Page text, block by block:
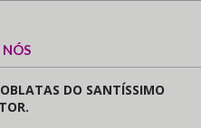
NÓS
DO SANTÍSSIMO